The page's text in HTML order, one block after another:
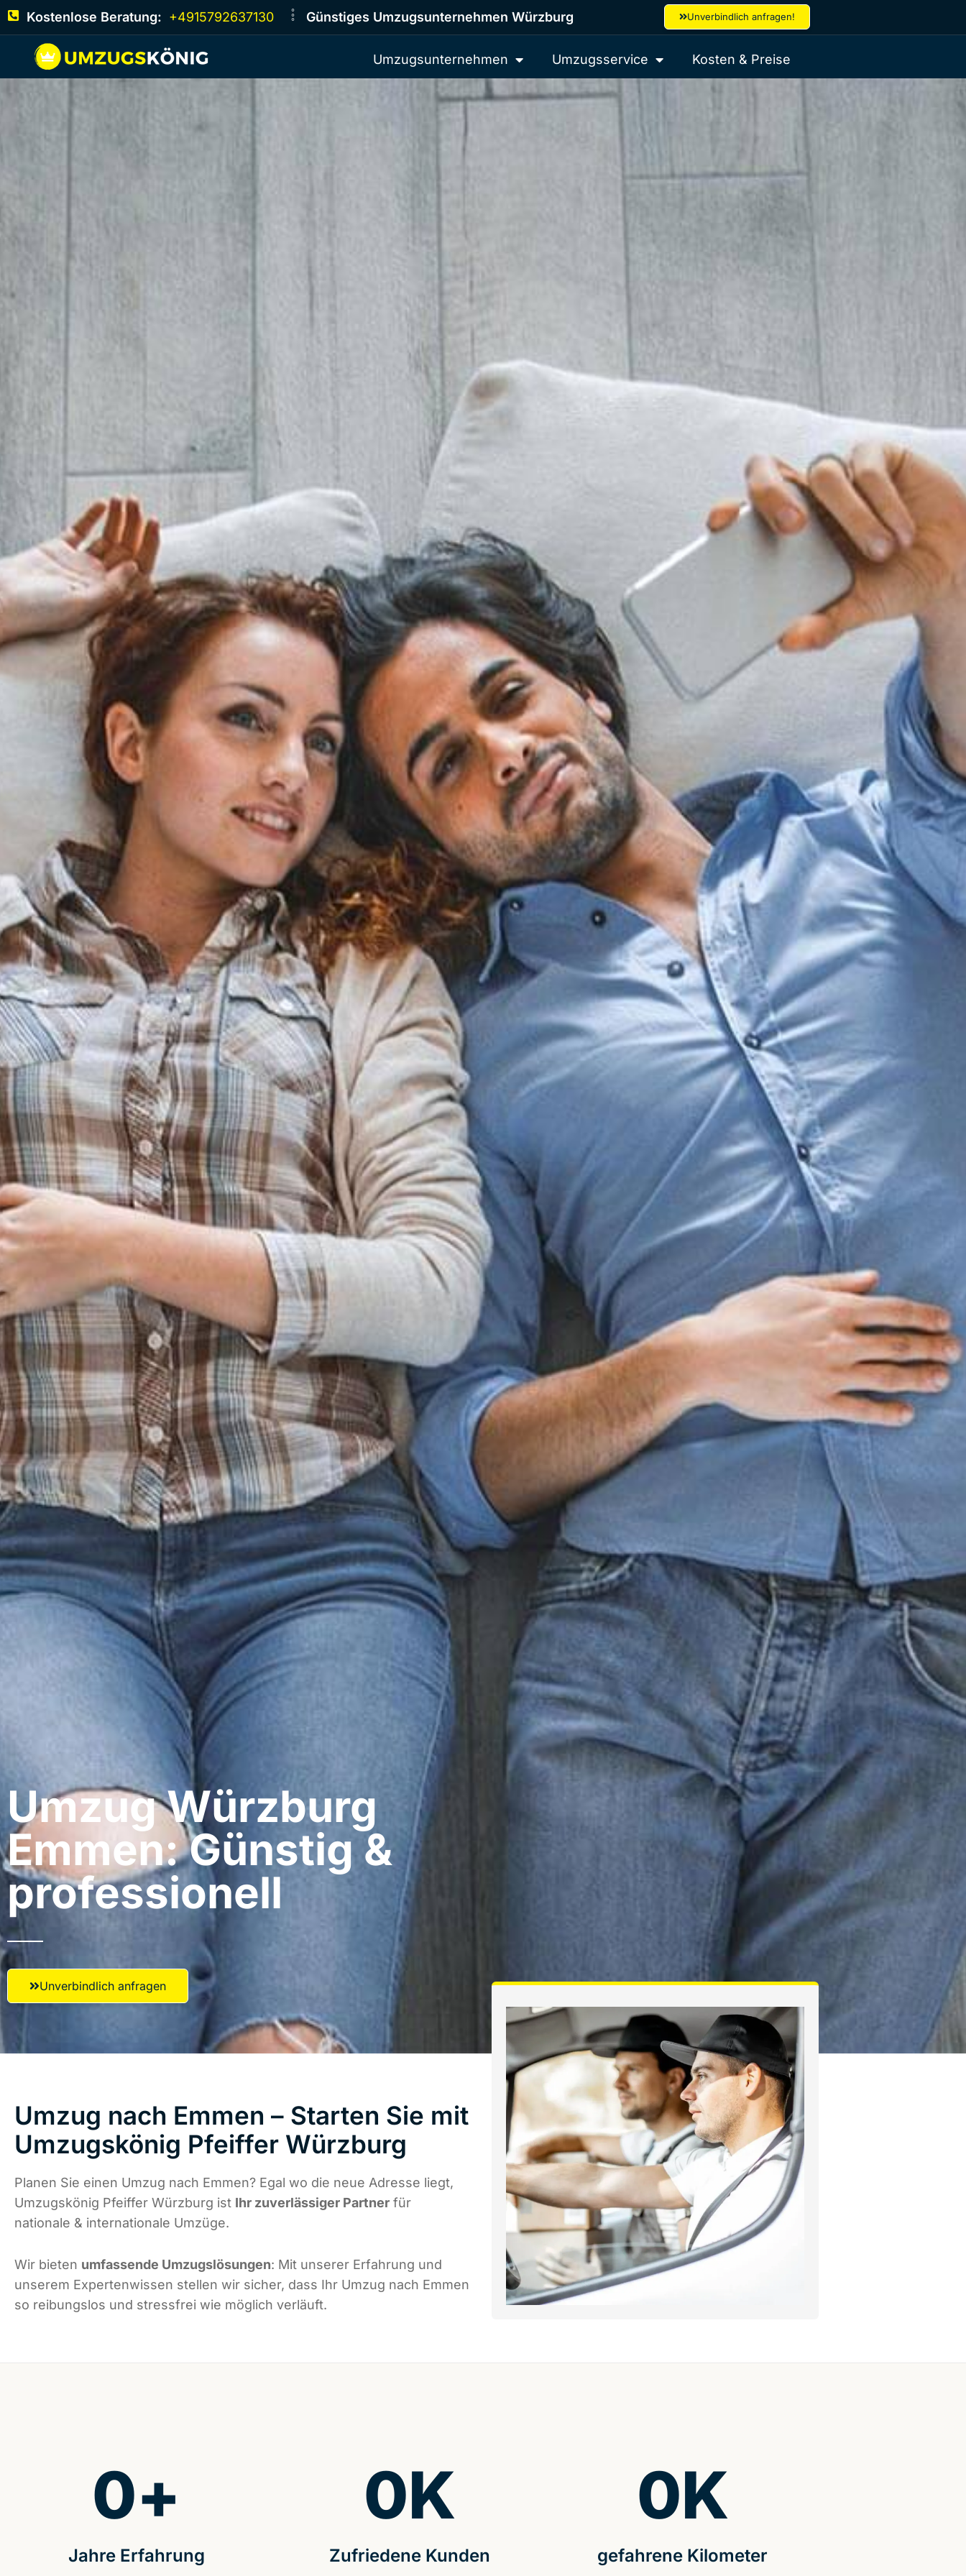
Kostenlose Beratung: +4915792637130 Günstiges Umzugsunternehmen Würzburg Unverbindlich anfragen!
Umzugsunternehmen Umzugsservice Kosten & Preise
Umzug Würzburg​
Emmen: Günstig &
professionell​
Unverbindlich anfragen
Umzug nach Emmen – Starten Sie mit
Umzugskönig Pfeiffer Würzburg
Planen Sie einen Umzug nach Emmen? Egal wo die neue Adresse liegt,
Umzugskönig Pfeiffer Würzburg ist Ihr zuverlässiger Partner für
nationale & internationale Umzüge.
Wir bieten umfassende Umzugslösungen: Mit unserer Erfahrung und
unserem Expertenwissen stellen wir sicher, dass Ihr Umzug nach Emmen
so reibungslos und stressfrei wie möglich verläuft.
Jahre Erfahrung
0+
Zufriedene Kunden
0K
gefahrene Kilometer
0K